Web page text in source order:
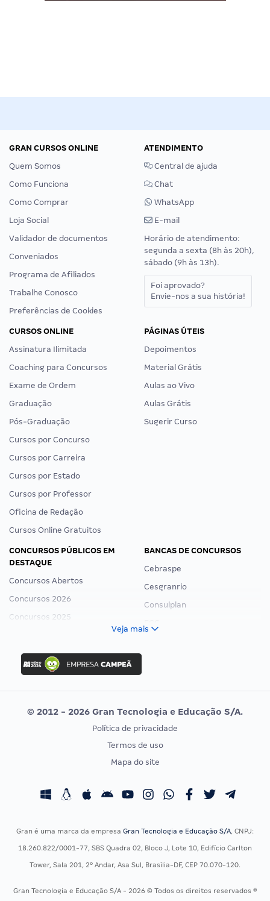
GRAN CURSOS ONLINE
Quem Somos
Como Funciona
Como Comprar
Loja Social
Validador de documentos
Conveniados
Programa de Afiliados
Trabalhe Conosco
Preferências de Cookies
ATENDIMENTO
Central de ajuda
Chat
WhatsApp
E-mail
Horário de atendimento:
segunda a sexta (8h às 20h),
sábado (9h às 13h).
Foi aprovado?
Envie-nos a sua história!
CURSOS ONLINE
Assinatura Ilimitada
Coaching para Concursos
Exame de Ordem
Graduação
Pós-Graduação
Cursos por Concurso
Cursos por Carreira
Cursos por Estado
Cursos por Professor
Oficina de Redação
Cursos Online Gratuitos
PÁGINAS ÚTEIS
Depoimentos
Material Grátis
Aulas ao Vivo
Aulas Grátis
Sugerir Curso
CONCURSOS PÚBLICOS EM
DESTAQUE
Concursos Abertos
Concursos 2026
Concursos 2025
Concurso Ibama
Concurso MPU
Editais publicados
BANCAS DE CONCURSOS
Cebraspe
Cesgranrio
Consulplan
Vunesp
CONCURSOS POR PROFISSÃO
Concursos Fiscais
Residência Multiprofissional
EXAME DE ORDEM
Calendário OAB
Veja mais
© 2012 - 2026 Gran Tecnologia e Educação S/A.
Política de privacidade
Termos de uso
Mapa do site
Gran é uma marca da empresa Gran Tecnologia e Educação S/A, CNPJ:
18.260.822/0001-77, SBS Quadra 02, Bloco J, Lote 10, Edifício Carlton
Tower, Sala 201, 2º Andar, Asa Sul, Brasília-DF, CEP 70.070-120.
Gran Tecnologia e Educação S/A - 2026 © Todos os direitos reservados ®